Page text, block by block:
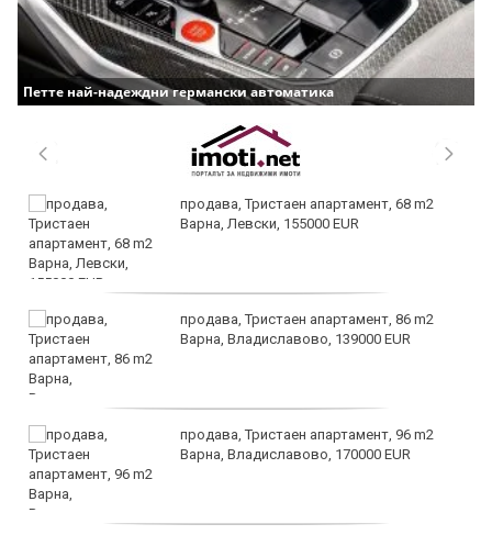
Петте най-надеждни германски автоматика
продава, Тристаен апартамент, 68 m2
Варна, Левски, 155000 EUR
продава, Тристаен апартамент, 86 m2
Варна, Владиславово, 139000 EUR
продава, Тристаен апартамент, 96 m2
Варна, Владиславово, 170000 EUR